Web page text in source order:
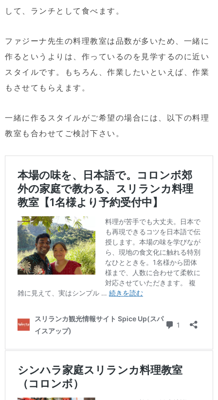
して、ランチとして食べます。
ファジーナ先生の料理教室は品数が多いため、一緒に
作るというよりは、作っているのを見学するのに近い
スタイルです。もちろん、作業したいといえば、作業
もさせてもらえます。
一緒に作るスタイルがご希望の場合には、以下の料理
教室も合わせてご検討下さい。